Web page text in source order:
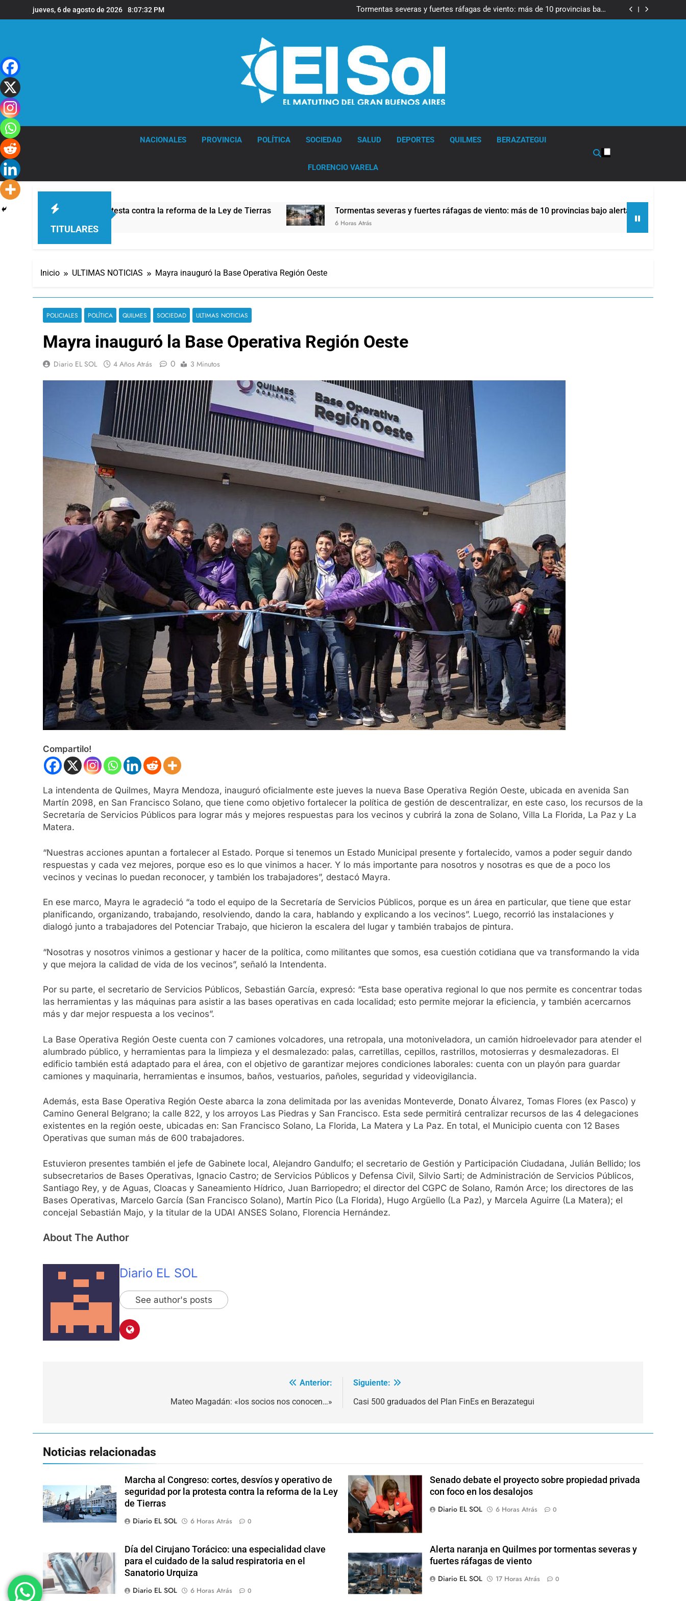
al
jueves, 6 de agosto de 2026 8:07:33 PM
protesta contra la reforma de la Ley de Tierras
Tormentas severas y fuertes ráfagas de viento: más de 10 provincias bajo
alerta meteorológica
Senado debate el proyecto sobre propiedad privada con foco en los
Tormentas severas y fuertes ráfagas de viento: más de 10 provincias bajo
Senado debate el proyecto sobre propiedad privada con foco en los
Día del Cirujano Torácico: una especialidad clave para el cuidado de la
NACIONALES PROVINCIA POLÍTICA SOCIEDAD SALUD DEPORTES QUILMES BERAZATEGUI
FLORENCIO VARELA
TITULARES
por la protesta contra la reforma de la Ley de Tierras Tormentas severas y fuertes ráfagas de viento: más de 10 provincias bajo alerta meteorológica
6 Horas Atrás
Inicio ULTIMAS NOTICIAS Mayra inauguró la Base Operativa Región Oeste
POLICIALES POLÍTICA QUILMES SOCIEDAD ULTIMAS NOTICIAS
Mayra inauguró la Base Operativa Región Oeste
Diario EL SOL 4 Años Atrás 0 3 Minutos
Compartilo!
La intendenta de Quilmes, Mayra Mendoza, inauguró oficialmente este jueves la nueva Base Operativa Región Oeste, ubicada en avenida San
Martín 2098, en San Francisco Solano, que tiene como objetivo fortalecer la política de gestión de descentralizar, en este caso, los recursos de la
Secretaría de Servicios Públicos para lograr más y mejores respuestas para los vecinos y cubrirá la zona de Solano, Villa La Florida, La Paz y La
Matera.
“Nuestras acciones apuntan a fortalecer al Estado. Porque si tenemos un Estado Municipal presente y fortalecido, vamos a poder seguir dando
respuestas y cada vez mejores, porque eso es lo que vinimos a hacer. Y lo más importante para nosotros y nosotras es que de a poco los
vecinos y vecinas lo puedan reconocer, y también los trabajadores”, destacó Mayra.
En ese marco, Mayra le agradeció “a todo el equipo de la Secretaría de Servicios Públicos, porque es un área en particular, que tiene que estar
planificando, organizando, trabajando, resolviendo, dando la cara, hablando y explicando a los vecinos”. Luego, recorrió las instalaciones y
dialogó junto a trabajadores del Potenciar Trabajo, que hicieron la escalera del lugar y también trabajos de pintura.
“Nosotras y nosotros vinimos a gestionar y hacer de la política, como militantes que somos, esa cuestión cotidiana que va transformando la vida
y que mejora la calidad de vida de los vecinos”, señaló la Intendenta.
Por su parte, el secretario de Servicios Públicos, Sebastián García, expresó: “Esta base operativa regional lo que nos permite es concentrar todas
las herramientas y las máquinas para asistir a las bases operativas en cada localidad; esto permite mejorar la eficiencia, y también acercarnos
más y dar mejor respuesta a los vecinos”.
La Base Operativa Región Oeste cuenta con 7 camiones volcadores, una retropala, una motoniveladora, un camión hidroelevador para atender el
alumbrado público, y herramientas para la limpieza y el desmalezado: palas, carretillas, cepillos, rastrillos, motosierras y desmalezadoras. El
edificio también está adaptado para el área, con el objetivo de garantizar mejores condiciones laborales: cuenta con un playón para guardar
camiones y maquinaria, herramientas e insumos, baños, vestuarios, pañoles, seguridad y videovigilancia.
Además, esta Base Operativa Región Oeste abarca la zona delimitada por las avenidas Monteverde, Donato Álvarez, Tomas Flores (ex Pasco) y
Camino General Belgrano; la calle 822, y los arroyos Las Piedras y San Francisco. Esta sede permitirá centralizar recursos de las 4 delegaciones
existentes en la región oeste, ubicadas en: San Francisco Solano, La Florida, La Matera y La Paz. En total, el Municipio cuenta con 12 Bases
Operativas que suman más de 600 trabajadores.
Estuvieron presentes también el jefe de Gabinete local, Alejandro Gandulfo; el secretario de Gestión y Participación Ciudadana, Julián Bellido; los
subsecretarios de Bases Operativas, Ignacio Castro; de Servicios Públicos y Defensa Civil, Silvio Sarti; de Administración de Servicios Públicos,
Santiago Rey, y de Aguas, Cloacas y Saneamiento Hídrico, Juan Barriopedro; el director del CGPC de Solano, Ramón Arce; los directores de las
Bases Operativas, Marcelo García (San Francisco Solano), Martín Pico (La Florida), Hugo Argüello (La Paz), y Marcela Aguirre (La Matera); el
concejal Sebastián Majo, y la titular de la UDAI ANSES Solano, Florencia Hernández.
About The Author
Diario EL SOL
See author's posts
Anterior:
Mateo Magadán: «los socios nos conocen…»
Siguiente:
Casi 500 graduados del Plan FinEs en Berazategui
Noticias relacionadas
Marcha al Congreso: cortes, desvíos y operativo de
seguridad por la protesta contra la reforma de la Ley
de Tierras
Diario EL SOL
6 Horas Atrás 0
Senado debate el proyecto sobre propiedad privada
con foco en los desalojos
Diario EL SOL
6 Horas Atrás 0
Día del Cirujano Torácico: una especialidad clave
para el cuidado de la salud respiratoria en el
Sanatorio Urquiza
Diario EL SOL
6 Horas Atrás 0
Alerta naranja en Quilmes por tormentas severas y
fuertes ráfagas de viento
Diario EL SOL
17 Horas Atrás 0